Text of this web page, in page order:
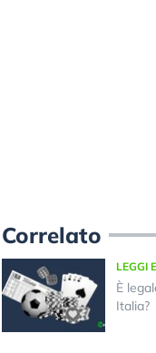
Correlato
LEGGI
È
Italia?